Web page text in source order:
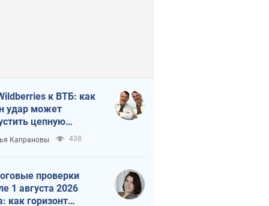
к ВТБ: как
удар может
цепную
в России
Капрановы 438
проверки
1 августа 2026
как горизонт